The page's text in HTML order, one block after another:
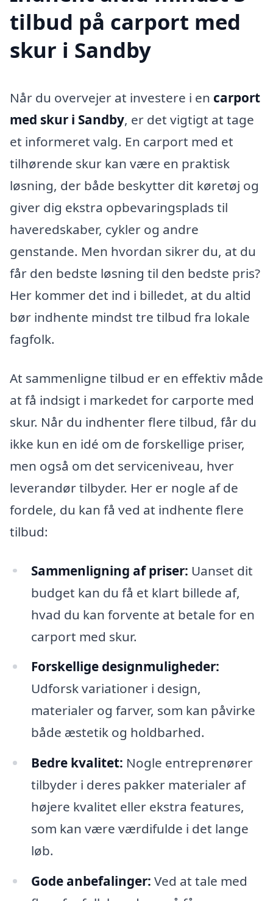
tilbud på carport med
skur i Sandby
Når du overvejer at investere i en carport
med skur i Sandby, er det vigtigt at tage
et informeret valg. En carport med et
tilhørende skur kan være en praktisk
løsning, der både beskytter dit køretøj og
giver dig ekstra opbevaringsplads til
haveredskaber, cykler og andre
genstande. Men hvordan sikrer du, at du
får den bedste løsning til den bedste pris?
Her kommer det ind i billedet, at du altid
bør indhente mindst tre tilbud fra lokale
fagfolk.
At sammenligne tilbud er en effektiv måde
at få indsigt i markedet for carporte med
skur. Når du indhenter flere tilbud, får du
ikke kun en idé om de forskellige priser,
men også om det serviceniveau, hver
leverandør tilbyder. Her er nogle af de
fordele, du kan få ved at indhente flere
tilbud:
Sammenligning af priser: Uanset dit
budget kan du få et klart billede af,
hvad du kan forvente at betale for en
carport med skur.
Forskellige designmuligheder:
Udforsk variationer i design,
materialer og farver, som kan påvirke
både æstetik og holdbarhed.
Bedre kvalitet: Nogle entreprenører
tilbyder i deres pakker materialer af
højere kvalitet eller ekstra features,
som kan være værdifulde i det lange
løb.
Gode anbefalinger: Ved at tale med